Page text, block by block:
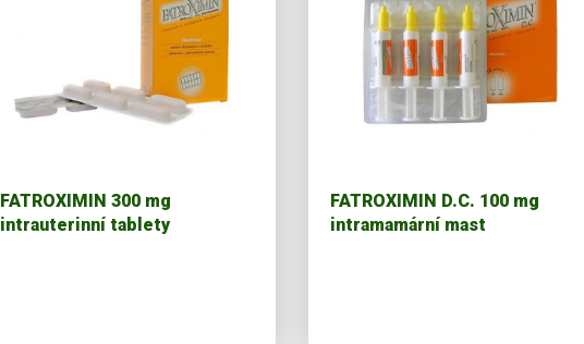
FATROXIMIN 300 mg
intrauterinní tablety
FATROXIMIN D.C. 100 mg
intramamární mast